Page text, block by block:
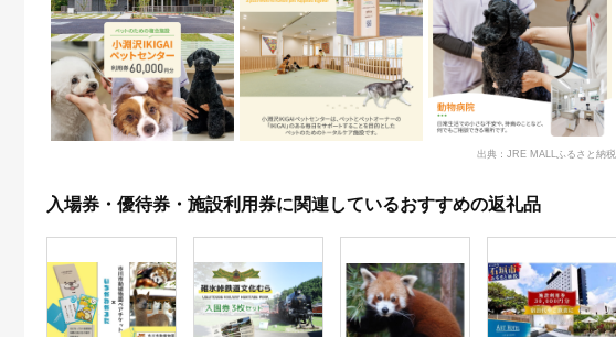
出典：JRE MALLふるさと納税
入場券・優待券・施設利用券に関連しているおすすめの返礼品